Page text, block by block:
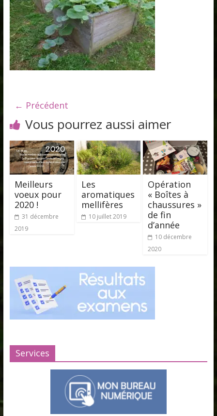
← Précédent
Vous pourrez aussi aimer
Meilleurs
voeux pour
2020 !
31 décembre
2019
Les
aromatiques
mellifères
10 juillet 2019
Opération
« Boîtes à
chaussures »
de fin
d’année
10 décembre
2020
Services